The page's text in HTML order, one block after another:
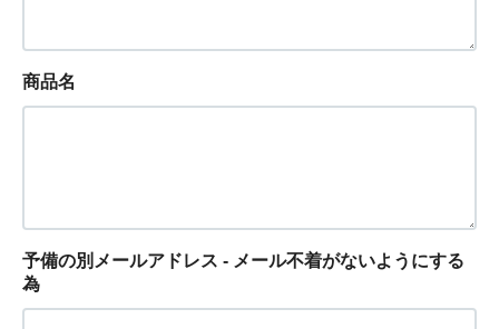
商品名
予備の別メールアドレス - メール不着がないようにする
為